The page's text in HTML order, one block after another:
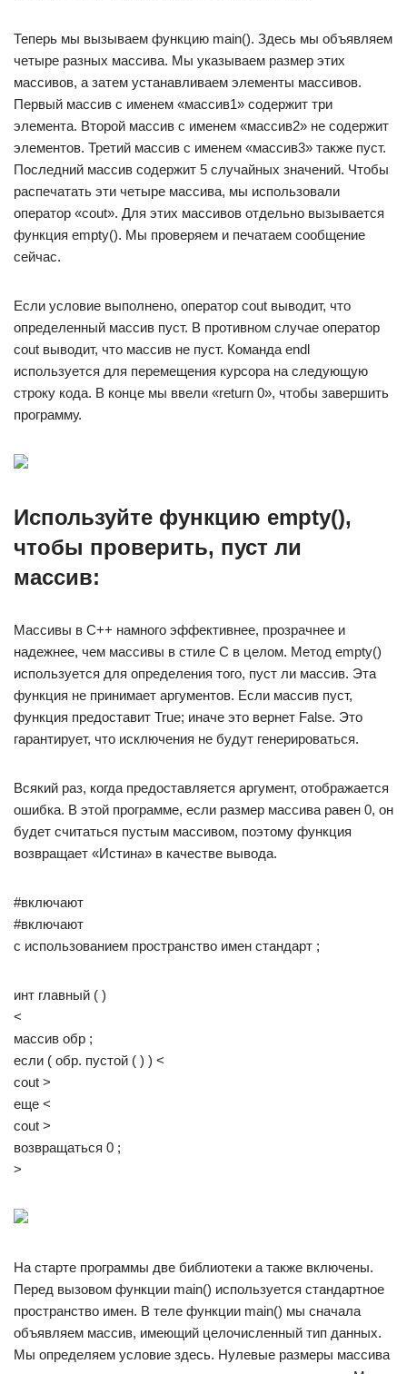
Теперь мы вызываем функцию main(). Здесь мы объявляем
четыре разных массива. Мы указываем размер этих
массивов, а затем устанавливаем элементы массивов.
Первый массив с именем «массив1» содержит три
элемента. Второй массив с именем «массив2» не содержит
элементов. Третий массив с именем «массив3» также пуст.
Последний массив содержит 5 случайных значений. Чтобы
распечатать эти четыре массива, мы использовали
оператор «cout». Для этих массивов отдельно вызывается
функция empty(). Мы проверяем и печатаем сообщение
сейчас.
Если условие выполнено, оператор cout выводит, что
определенный массив пуст. В противном случае оператор
cout выводит, что массив не пуст. Команда endl
используется для перемещения курсора на следующую
строку кода. В конце мы ввели «return 0», чтобы завершить
программу.
Используйте функцию empty(),
чтобы проверить, пуст ли
массив:
Массивы в C++ намного эффективнее, прозрачнее и
надежнее, чем массивы в стиле C в целом. Метод empty()
используется для определения того, пуст ли массив. Эта
функция не принимает аргументов. Если массив пуст,
функция предоставит True; иначе это вернет False. Это
гарантирует, что исключения не будут генерироваться.
Всякий раз, когда предоставляется аргумент, отображается
ошибка. В этой программе, если размер массива равен 0, он
будет считаться пустым массивом, поэтому функция
возвращает «Истина» в качестве вывода.
#включают
#включают
с использованием пространство имен стандарт ;
инт главный ( )
<
массив обр ;
если ( обр. пустой ( ) ) <
cout >
еще <
cout >
возвращаться 0 ;
>
На старте программы две библиотеки а также включены.
Перед вызовом функции main() используется стандартное
пространство имен. В теле функции main() мы сначала
объявляем массив, имеющий целочисленный тип данных.
Мы определяем условие здесь. Нулевые размеры массива